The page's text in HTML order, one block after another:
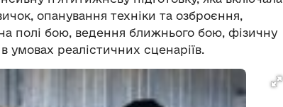
опанування техніки та озброєння,
полі бою, ведення ближнього бою, фізичну
умовах реалістичних сценаріїв.